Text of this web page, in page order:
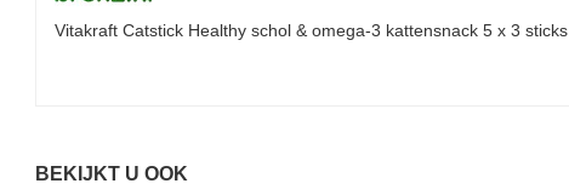
Vitakraft Catstick Healthy schol & omega-3 kattensnack 5 x 3 sticks
BEKIJKT U OOK